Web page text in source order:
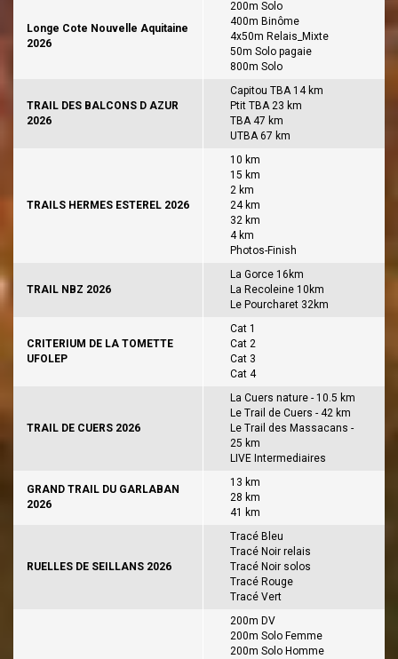
Longe Cote Nouvelle Aquitaine
2026
200m Solo
400m Binôme
4x50m Relais_Mixte
50m Solo pagaie
800m Solo
TRAIL DES BALCONS D AZUR
2026
Capitou TBA 14 km
Ptit TBA 23 km
TBA 47 km
UTBA 67 km
TRAILS HERMES ESTEREL 2026
10 km
15 km
2 km
24 km
32 km
4 km
Photos-Finish
TRAIL NBZ 2026
La Gorce 16km
La Recoleine 10km
Le Pourcharet 32km
CRITERIUM DE LA TOMETTE
UFOLEP
Cat 1
Cat 2
Cat 3
Cat 4
TRAIL DE CUERS 2026
La Cuers nature - 10.5 km
Le Trail de Cuers - 42 km
Le Trail des Massacans -
25 km
LIVE Intermediaires
GRAND TRAIL DU GARLABAN
2026
13 km
28 km
41 km
RUELLES DE SEILLANS 2026
Tracé Bleu
Tracé Noir relais
Tracé Noir solos
Tracé Rouge
Tracé Vert
200m DV
200m Solo Femme
200m Solo Homme